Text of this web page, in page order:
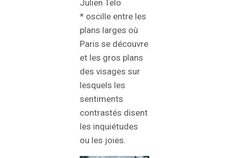
Julien Telo
* oscille entre les
plans larges où
Paris se découvre
et les gros plans
des visages sur
lesquels les
sentiments
contrastés disent
les inquiétudes
ou les joies.